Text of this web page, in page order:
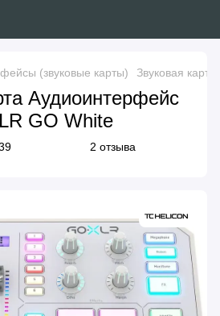
(звуковые карты) Звуковая
Аудиоинтерфейс
GO White
2 отзыва